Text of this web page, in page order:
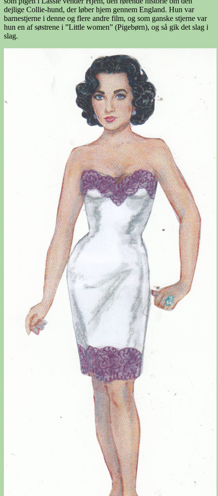
dejlige Collie-hund, der løber hjem gennem England. Hun var
barnestjerne i denne og flere andre film, og som ganske stjerne var
hun en af søstrene i ”Little women” (Pigebørn), og så gik det slag i
slag.